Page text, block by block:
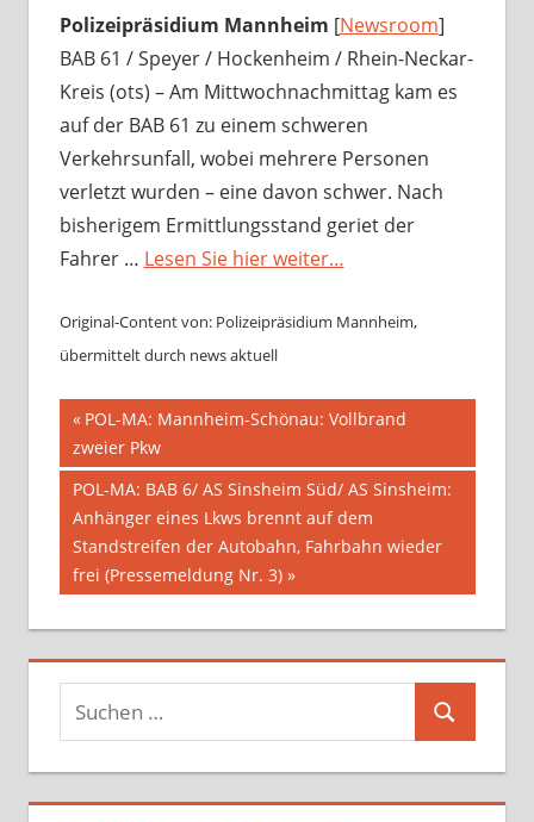
Polizeipräsidium Mannheim [Newsroom]
BAB 61 / Speyer / Hockenheim / Rhein-Neckar-
Kreis (ots) – Am Mittwochnachmittag kam es
auf der BAB 61 zu einem schweren
Verkehrsunfall, wobei mehrere Personen
verletzt wurden – eine davon schwer. Nach
bisherigem Ermittlungsstand geriet der
Fahrer … Lesen Sie hier weiter…
Original-Content von: Polizeipräsidium Mannheim,
übermittelt durch news aktuell
Beitragsnavigation
Vorheriger
Beitrag:
POL-MA: Mannheim-Schönau: Vollbrand
zweier Pkw
Nächster
Beitrag:
POL-MA: BAB 6/ AS Sinsheim Süd/ AS Sinsheim:
Anhänger eines Lkws brennt auf dem
Standstreifen der Autobahn, Fahrbahn wieder
frei (Pressemeldung Nr. 3)
Suchen
nach:
Suchen